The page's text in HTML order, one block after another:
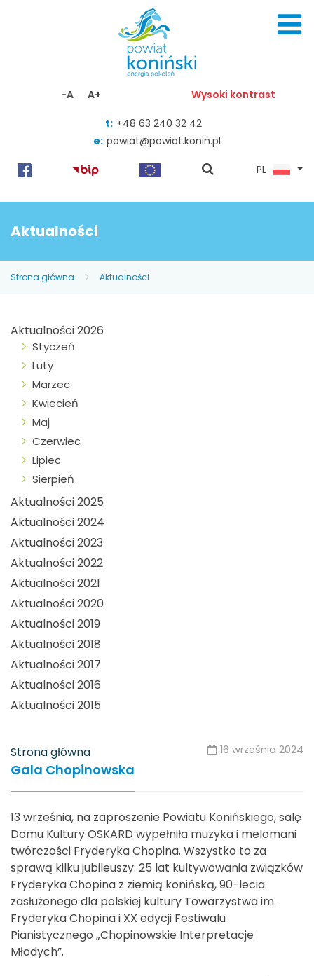
-A A+ Wysoki kontrast
t: +48 63 240 32 42
e: powiat@powiat.konin.pl
pokaż
PL
Aktualności
Strona główna Aktualności
Aktualności 2026
Styczeń
Luty
Marzec
Kwiecień
Maj
Czerwiec
Lipiec
Sierpień
Aktualności 2025
Aktualności 2024
Aktualności 2023
Aktualności 2022
Aktualności 2021
Aktualności 2020
Aktualności 2019
Aktualności 2018
Aktualności 2017
Aktualności 2016
Aktualności 2015
Strona główna 16 września 2024
Gala Chopinowska
13 września, na zaproszenie Powiatu Konińskiego, salę
Domu Kultury OSKARD wypełniła muzyka i melomani
twórczości Fryderyka Chopina. Wszystko to za
sprawą kilku jubileuszy: 25 lat kultywowania związków
Fryderyka Chopina z ziemią konińską, 90-lecia
zasłużonego dla polskiej kultury Towarzystwa im.
Fryderyka Chopina i XX edycji Festiwalu
Pianistycznego „Chopinowskie Interpretacje
Młodych”.